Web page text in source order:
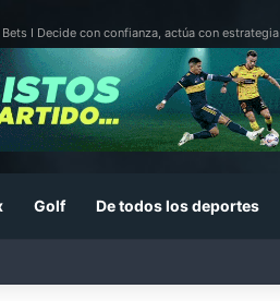
I Decide con confianza, actúa con estrategia
Golf De todos los deportes
debes saber